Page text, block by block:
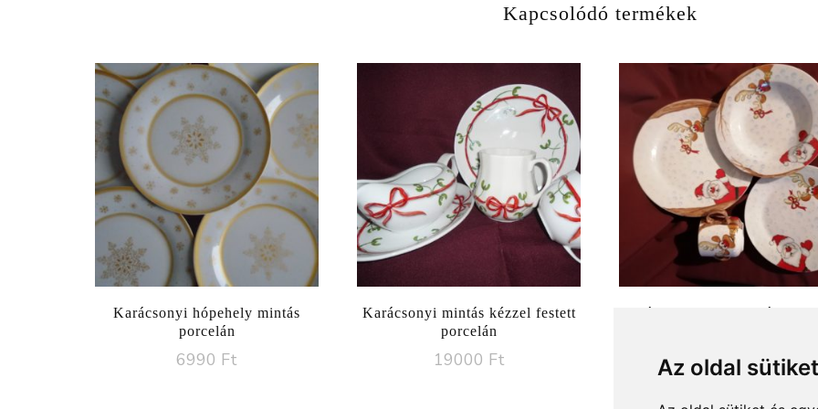
Az oldal
Kapcsolódó termékek
Karácsonyi hópehely mintás
porcelán
6990 Ft
Karácsonyi mintás kézzel festett
porcelán
19000 Ft
Karácsonyi mesefigurás
5.00
/ 5
6990 Ft